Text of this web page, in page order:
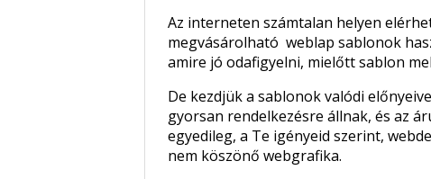
Az interneten számtalan helyen
megvásárolható weblap sablonok
amire jó odafigyelni, mielőtt sablon
De kezdjük a sablonok valódi
gyorsan rendelkezésre állnak, és az
egyedileg, a Te igényeid szerint,
nem köszönő webgrafika.